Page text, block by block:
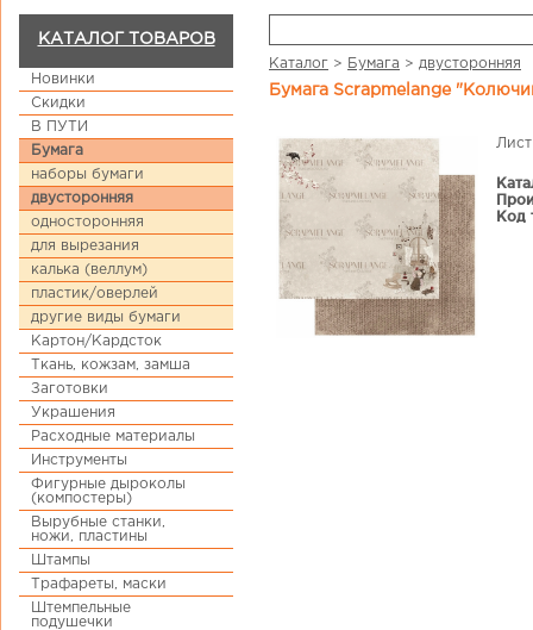
КАТАЛОГ ТОВАРОВ
Новинки
Скидки
В ПУТИ
Бумага
наборы бумаги
двусторонняя
односторонняя
для вырезания
калька (веллум)
пластик/оверлей
другие виды бумаги
Картон/Кардсток
Ткань, кожзам, замша
Заготовки
Украшения
Расходные материалы
Инструменты
Фигурные дыроколы
(компостеры)
Вырубные станки,
ножи, пластины
Штампы
Трафареты, маски
Штемпельные
подушечки
Каталог > Бумага > двусторонняя
Бумага Scrapmelange
Код